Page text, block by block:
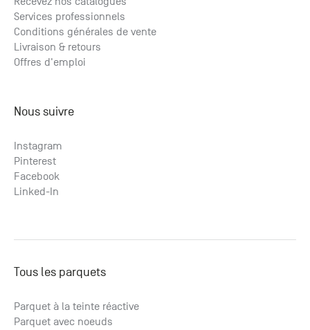
Services professionnels
Conditions générales de vente
Livraison & retours
Offres d'emploi
Nous suivre
Instagram
Pinterest
Facebook
Linked-In
Tous les parquets
Parquet à la teinte réactive
Parquet avec noeuds